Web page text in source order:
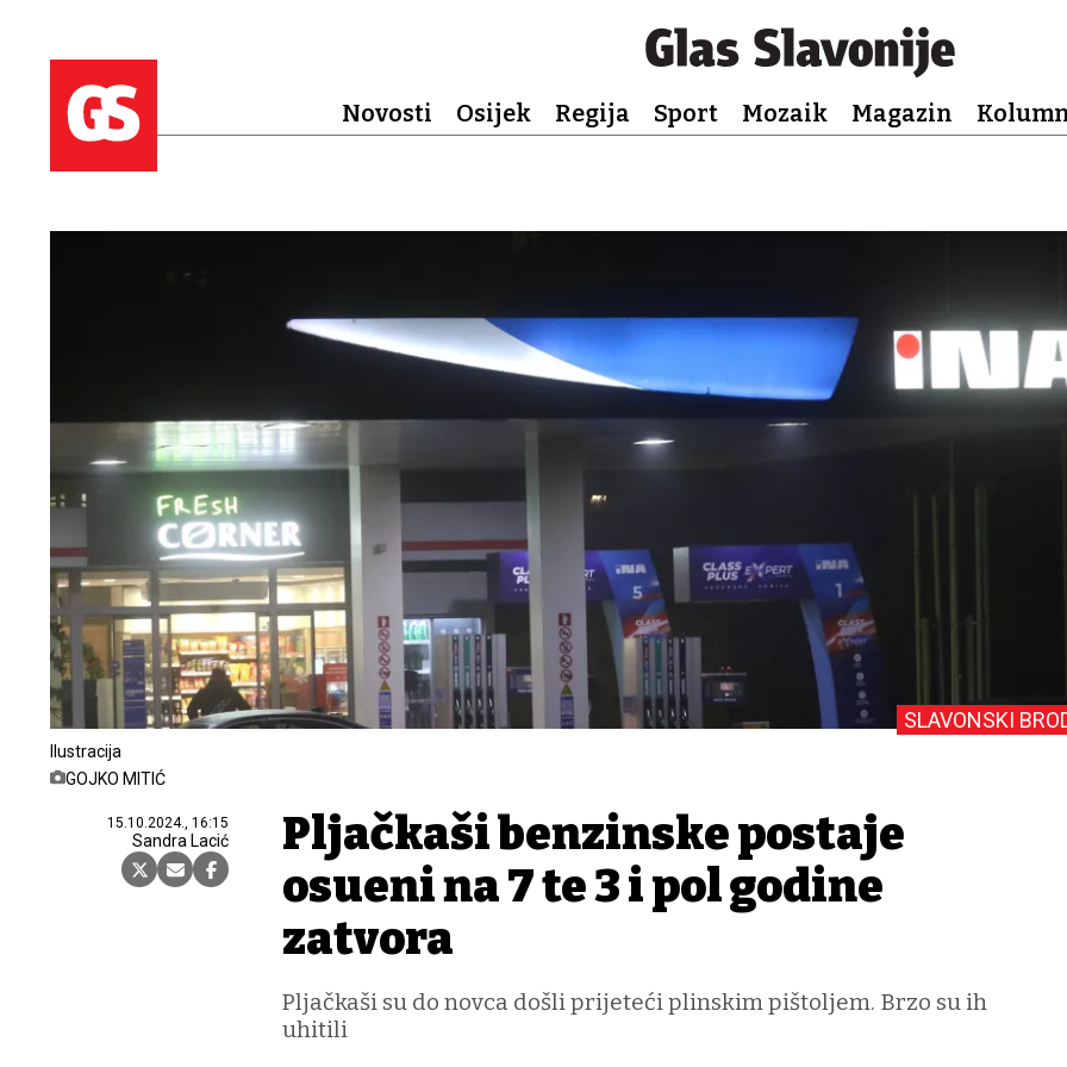
Novosti Osijek Regija Sport Mozaik Magazin
Ilustracija
GOJKO MITIĆ
15.10.2024., 16:15
Sandra Lacić
SLAVONSKI
Pljačkaši benzinske postaje
osuđeni na 7 te 3 i pol godine
zatvora
Pljačkaši su do novca došli prijeteći plinskim pištoljem. Brzo su ih
uhitili